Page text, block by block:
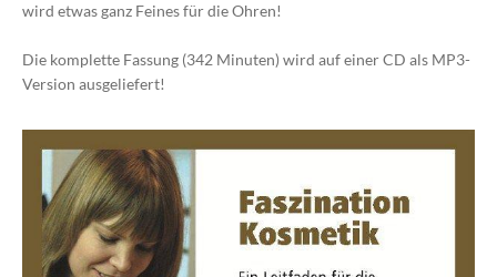
wird etwas ganz Feines für die Ohren!
Die komplette Fassung (342 Minuten) wird auf einer CD als MP3-
Version ausgeliefert!